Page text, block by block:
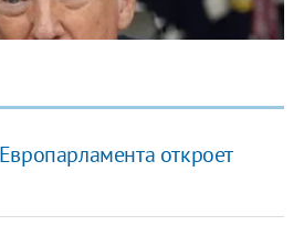
откроет